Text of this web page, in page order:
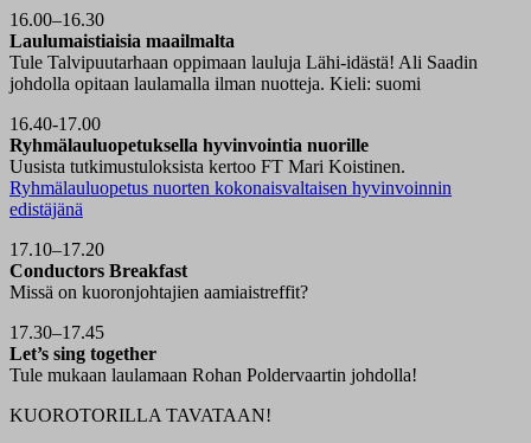
16.00–16.30
Laulumaistiaisia maailmalta
Tule Talvipuutarhaan oppimaan lauluja Lähi-idästä! Ali Saadin
johdolla opitaan laulamalla ilman nuotteja. Kieli: suomi
16.40-17.00
Ryhmälauluopetuksella hyvinvointia nuorille
Uusista tutkimustuloksista kertoo FT Mari Koistinen.
Ryhmälauluopetus nuorten kokonaisvaltaisen hyvinvoinnin
edistäjänä
17.10–17.20
Conductors Breakfast
Missä on kuoronjohtajien aamiaistreffit?
17.30–17.45
Let’s sing together
Tule mukaan laulamaan Rohan Poldervaartin johdolla!
KUOROTORILLA TAVATAAN!